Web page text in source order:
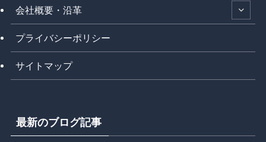
会社概要・沿革
プライバシーポリシー
サイトマップ
最新のブログ記事